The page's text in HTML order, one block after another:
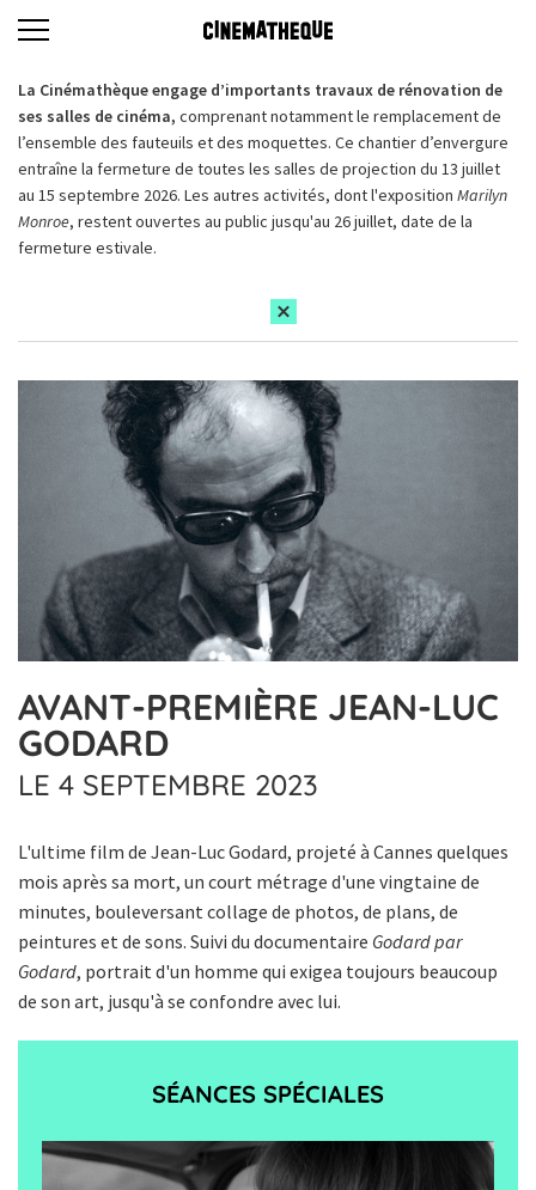
La Cinémathèque engage d’importants travaux de rénovation de
ses salles de cinéma, comprenant notamment le remplacement de
l’ensemble des fauteuils et des moquettes. Ce chantier d’envergure
entraîne la fermeture de toutes les salles de projection du 13 juillet
au 15 septembre 2026. Les autres activités, dont l'exposition Marilyn
Monroe, restent ouvertes au public jusqu'au 26 juillet, date de la
fermeture estivale.
AVANT-PREMIÈRE JEAN-LUC
GODARD
LE 4 SEPTEMBRE 2023
L'ultime film de Jean-Luc Godard, projeté à Cannes quelques
mois après sa mort, un court métrage d'une vingtaine de
minutes, bouleversant collage de photos, de plans, de
peintures et de sons. Suivi du documentaire Godard par
Godard, portrait d'un homme qui exigea toujours beaucoup
de son art, jusqu'à se confondre avec lui.
SÉANCES SPÉCIALES